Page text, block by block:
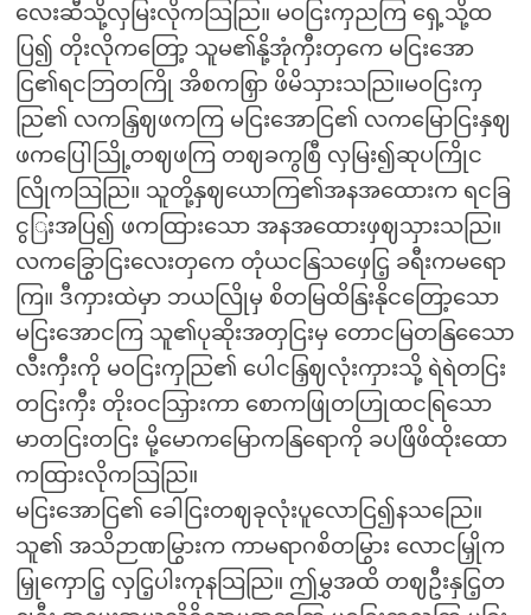
လေးဆီသို့လှမြးလိုကသြညြ။ မဝငြးကှညကြ ရှေ့သို့ထ
ပြ၍ တိုးလိုကတြော့ သူမ၏နို့အုံကှီးတှကေ မငြးအော
ငြ၏ရငဘြတကြို အိစကစြှာ ဖိမိသှားသညြ။မဝငြးကှ
ညြ၏ လကနြှဈဖကကြ မငြးအောငြ၏ လကမြောငြးနှဈ
ဖကပြေါသြို့တဈဖကြ တဈခကွစြီ လှမြး၍ဆုပကြိုင
လြိုကသြညြ။ သူတို့နှဈယောကြ၏အနအထေားက ရငခြ
ငွြးအပြ၍ ဖကထြားသော အနအထေားဖှဈသှားသညြ။
လကခြွောငြးလေးတှကေ တုံယငနြသဖှေငြ့ ခရီးကမရော
ကြ။ ဒီကှားထဲမှာ ဘယလြိုမှ စိတမြထိနြးနိုငတြော့သော
မငြးအောငကြ သူ၏ပုဆိုးအတှငြးမှ တောငမြတနြသေော
လီးကှီးကို မဝငြးကှညြ၏ ပေါငနြှဈလုံးကှားသို့ ရဲရဲတငြး
တငြးကှီး တိုးဝငသြှားကာ စောကဖြုတဟြုထငရြသော
မာတငြးတငြး မို့မောကမြောကနြရောကို ခပဖြိဖိထိုးထော
ကထြားလိုကသြညြ။
မငြးအောငြ၏ ခေါငြးတဈခုလုံးပူလောငြ၍နသညြေ။
သူ၏ အသိဉာဏမြွားက ကာမရာဂစိတမြွား လောငမြှိုက
မြှုကှောငြ့ လှငြ့ပါးကုနသြညြ။ ဤမွှအထိ တဈဦးနှငြ့တ